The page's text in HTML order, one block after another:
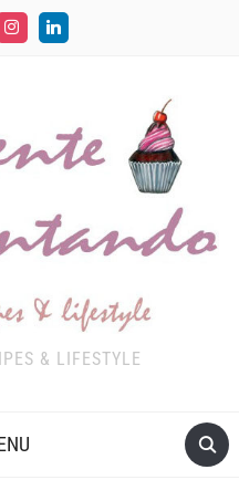
& LIFESTYLE